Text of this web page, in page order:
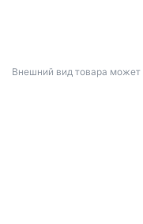
Bнешний вид товара может